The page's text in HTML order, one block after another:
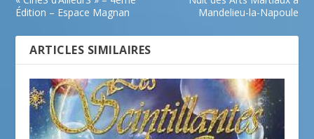
Édition – Espace Magnan
Mandelieu-la-Napoule
ARTICLES SIMILAIRES